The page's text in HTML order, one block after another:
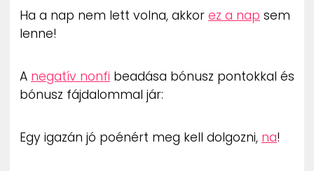
Ha a nap nem lett volna, akkor ez a nap sem
lenne!
A negatív nonfi beadása bónusz pontokkal és
bónusz fájdalommal jár:
Egy igazán jó poénért meg kell dolgozni, na!